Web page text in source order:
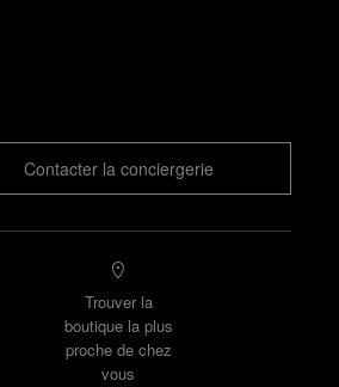
Contacter la conciergerie
Trouver la
boutique la plus
proche de chez
vous